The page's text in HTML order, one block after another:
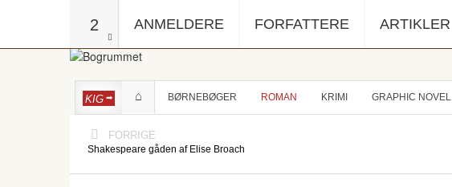
2 ANMELDERE FORFATTERE ARTIKLER
KIG BØRNEBØGER ROMAN KRIMI GRAPHIC NOVEL
FORRIGE
Shakespeare gåden af Elise Broach